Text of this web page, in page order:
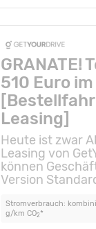
GRANATE!
510 Euro
Leasing]
Heute ist zwar
Leasing von
können
Version
Stromverbrauch:
g/km CO2*